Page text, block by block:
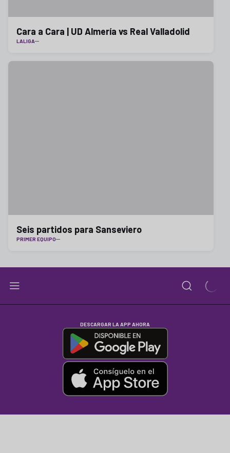
Cara a Cara | UD Almería vs Real Valladolid
LALIGA
Seis partidos para Sanseviero
PRIMER EQUIPO
DESCARGAR LA APP AHORA